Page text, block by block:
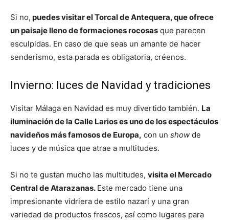
Si no, puedes visitar el Torcal de Antequera, que ofrece
un paisaje lleno de formaciones rocosas que parecen
esculpidas. En caso de que seas un amante de hacer
senderismo, esta parada es obligatoria, créenos.
Invierno: luces de Navidad y tradiciones
Visitar Málaga en Navidad es muy divertido también. La
iluminación de la Calle Larios es uno de los espectáculos
navideños más famosos de Europa, con un show de
luces y de música que atrae a multitudes.
Si no te gustan mucho las multitudes, visita el Mercado
Central de Atarazanas. Este mercado tiene una
impresionante vidriera de estilo nazarí y una gran
variedad de productos frescos, así como lugares para